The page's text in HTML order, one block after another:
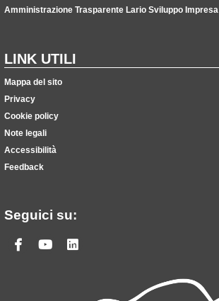
Amministrazione Trasparente Lario Sviluppo Impresa
LINK UTILI
Mappa del sito
Privacy
Cookie policy
Note legali
Accessibilità
Feedback
Seguici su:
Facebook
Youtube